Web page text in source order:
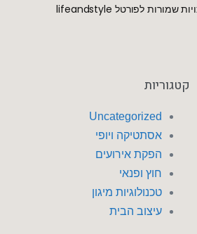
קטגוריות
Uncategorized
אסתטיקה ויופי
הפקת אירועים
חוץ ופנאי
טכנולוגיות מיגון
עיצוב הבית